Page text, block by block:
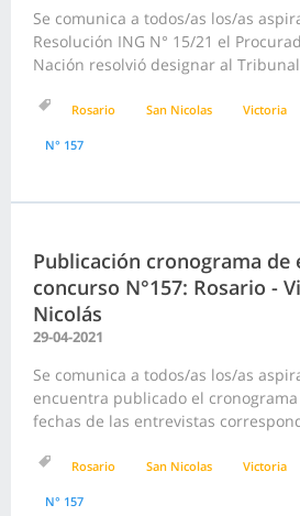
Se comunica a todos/as los/as
Resolución ING N° 15/21 el
Nación resolvió designar al
Rosario San Nicolas Victoria
N° 157
Publicación cronograma de
concurso N°157: Rosario -
Nicolás
29-04-2021
Se comunica a todos/as los/as
encuentra publicado el
fechas de las entrevistas
Rosario San Nicolas Victoria
N° 157